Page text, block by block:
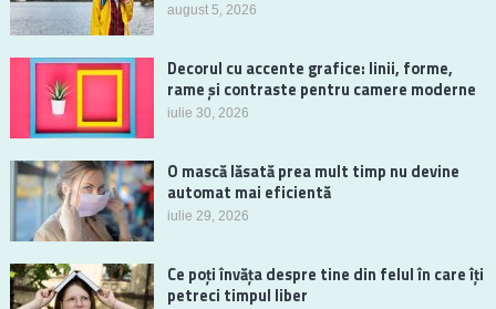
august 5, 2026
Decorul cu accente grafice: linii, forme,
rame și contraste pentru camere moderne
iulie 30, 2026
O mască lăsată prea mult timp nu devine
automat mai eficientă
iulie 29, 2026
Ce poți învăța despre tine din felul în care îți
petreci timpul liber